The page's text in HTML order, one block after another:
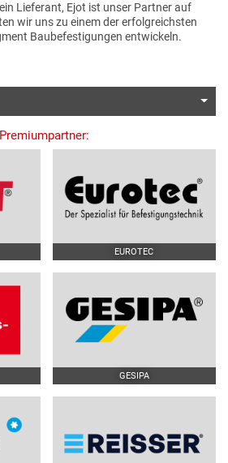
Lieferant, Ejot ist unser Partner auf
wir uns zu einem der erfolgreichsten
Baubefestigungen entwickeln.
EUROTEC
GESIPA